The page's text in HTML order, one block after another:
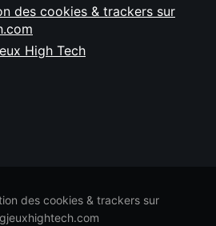
des cookies & trackers sur
High Tech
des cookies & trackers sur